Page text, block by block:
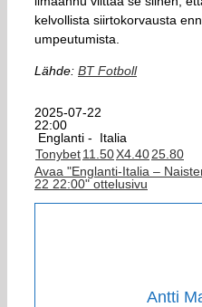
kelvollista siirtokorvausta
umpeutumista.
Lähde: BT Fotboll
2025-07-22
22:00
Englanti -
Italia
Tonybet11.50X4.4025.80
Avaa "Englanti-Italia –
22 22:00" ottelusivu
Antti